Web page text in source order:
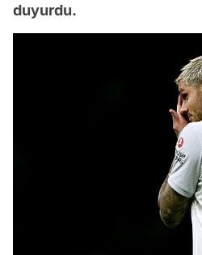
duyurdu.